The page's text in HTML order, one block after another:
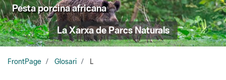
Pesta porcina africana
La Xarxa de Parcs Naturals
FrontPage Glosari L